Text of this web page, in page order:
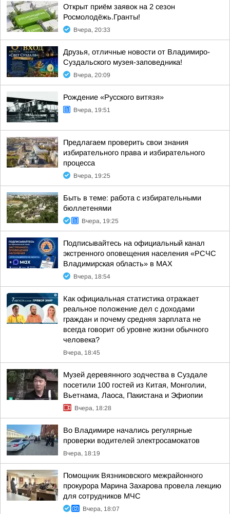
Открыт приём заявок на 2 сезон
Росмолодёжь.Гранты!
Вчера, 20:33
Друзья, отличные новости от Владимиро-
Суздальского музея-заповедника!
Вчера, 20:09
Рождение «Русского витязя»
Вчера, 19:51
Предлагаем проверить свои знания
избирательного права и избирательного
процесса
Вчера, 19:25
Быть в теме: работа с избирательными
бюллетенями
Вчера, 19:25
Подписывайтесь на официальный канал
экстренного оповещения населения «РСЧС
Владимирская область» в МАХ
Вчера, 18:54
Как официальная статистика отражает
реальное положение дел с доходами
граждан и почему средняя зарплата не
всегда говорит об уровне жизни обычного
человека?
Вчера, 18:45
Музей деревянного зодчества в Суздале
посетили 100 гостей из Китая, Монголии,
Вьетнама, Лаоса, Пакистана и Эфиопии
Вчера, 18:28
Во Владимире начались регулярные
проверки водителей электросамокатов
Вчера, 18:19
Помощник Вязниковского межрайонного
прокурора Марина Захарова провела лекцию
для сотрудников МЧС
Вчера, 18:07